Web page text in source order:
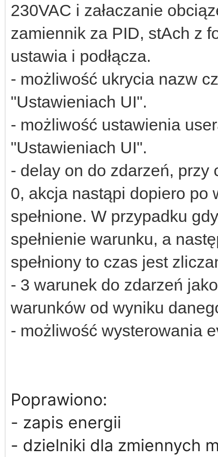
230VAC i załaczanie
zamiennik za PID, stAch z
ustawia i podłącza.
- możliwość ukrycia nazw
"Ustawieniach UI".
- możliwość ustawienia
"Ustawieniach UI".
- delay on do zdarzeń,
0, akcja nastąpi dopiero po
spełnione. W przypadku
spełnienie warunku, a
spełniony to czas jest
- 3 warunek do zdarzeń
warunków od wyniku
- możliwość wysterowania
Poprawiono:
- zapis energii
- dzielniki dla zmiennych